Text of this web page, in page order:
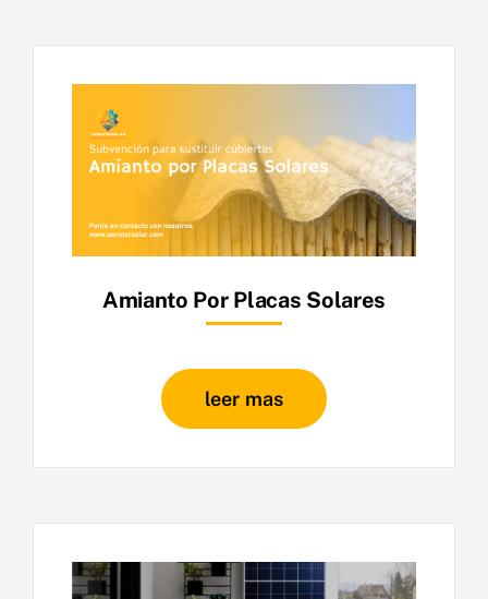
Amianto Por Placas Solares
leer mas